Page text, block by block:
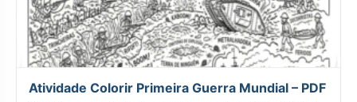
Atividade Colorir Primeira Guerra Mundial – PDF